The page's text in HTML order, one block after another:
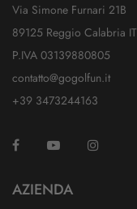
Via Simone Furnari 21B
89125 Reggio Calabria IT
P.IVA 03139880805
contatto@gogolfun.it
+39 3473244163
Facebook YouTube
AZIENDA